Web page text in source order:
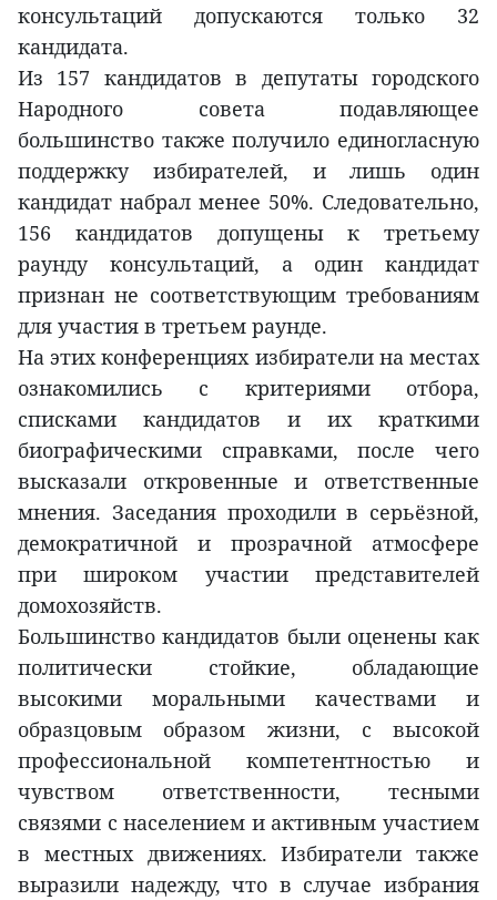
консультаций допускаются только 32
кандидата.
Из 157 кандидатов в депутаты городского
Народного совета подавляющее
большинство также получило единогласную
поддержку избирателей, и лишь один
кандидат набрал менее 50%. Следовательно,
156 кандидатов допущены к третьему
раунду консультаций, а один кандидат
признан не соответствующим требованиям
для участия в третьем раунде.
На этих конференциях избиратели на местах
ознакомились с критериями отбора,
списками кандидатов и их краткими
биографическими справками, после чего
высказали откровенные и ответственные
мнения. Заседания проходили в серьёзной,
демократичной и прозрачной атмосфере
при широком участии представителей
домохозяйств.
Большинство кандидатов были оценены как
политически стойкие, обладающие
высокими моральными качествами и
образцовым образом жизни, с высокой
профессиональной компетентностью и
чувством ответственности, тесными
связями с населением и активным участием
в местных движениях. Избиратели также
выразили надежду, что в случае избрания